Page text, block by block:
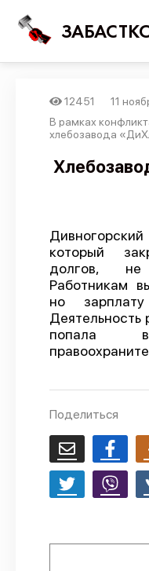
12451
11
В рамках
хлебозавода
который
долгов, не
Работникам
но
Деятельность
попала
Поделиться